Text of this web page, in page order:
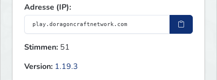
Adresse (IP):
Stimmen: 51
Version: 1.19.3